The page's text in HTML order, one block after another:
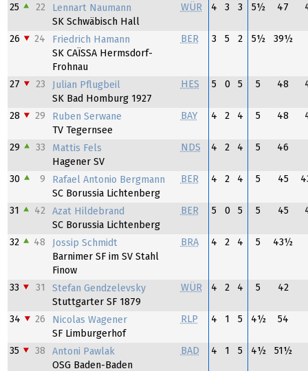
25 22
Lennart Naumann
SK Schwäbisch Hall
WÜR 4 3 3 5½ 47
26 24
Friedrich Hamann
SK CAÏSSA Hermsdorf-
Frohnau
BER 3 5 2 5½ 39½
27 23
Julian Pflugbeil
SK Bad Homburg 1927
HES 5 0 5 5 48
28 29
Ruben Serwane
TV Tegernsee
BAY 4 2 4 5 48
29 33
Mattis Fels
Hagener SV
NDS 4 2 4 5 46
30 9
Rafael Antonio Bergmann
SC Borussia Lichtenberg
BER 4 2 4 5 45
31 42
Azat Hildebrand
SC Borussia Lichtenberg
BER 5 0 5 5 45
32 48
Jossip Schmidt
Barnimer SF im SV Stahl
Finow
BRA 4 2 4 5 43½
33 31
Stefan Gendzelevsky
Stuttgarter SF 1879
WÜR 4 2 4 5 42
34 26
Nicolas Wagener
SF Limburgerhof
RLP 4 1 5 4½ 54
35 38
Antoni Pawlak
OSG Baden-Baden
BAD 4 1 5 4½ 51½